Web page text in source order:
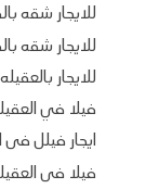
للايجار شقه
للايجار شقه
للايجار
فيلا في العقيله٣ طوابق وسرداب ايجار فى
ايجار فيلل فى
فيلا فى